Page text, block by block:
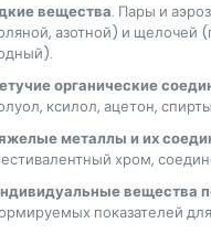
вещества. Пары и
азотной) и щелочей
органические
ксилол, ацетон,
металлы и их
хром,
вещества
показателей